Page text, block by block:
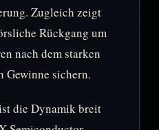
Zugleich zeigt
Rückgang um
nach dem starken
sichern.
die Dynamik breit